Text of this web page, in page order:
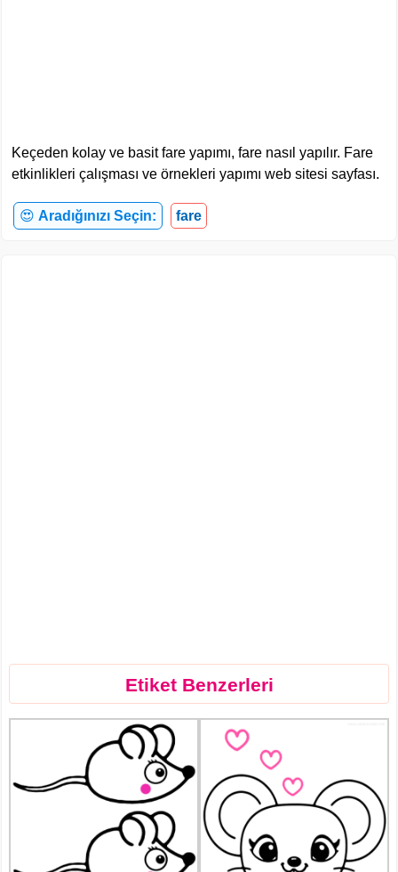
Keçeden kolay ve basit fare yapımı, fare nasıl yapılır. Fare
etkinlikleri çalışması ve örnekleri yapımı web sitesi sayfası.
😍 Aradığınızı Seçin: fare
Etiket Benzerleri